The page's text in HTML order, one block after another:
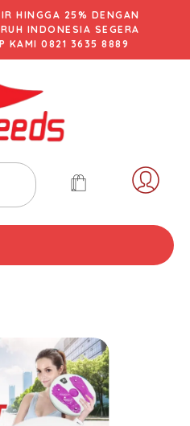
HINGGA 25% DENGAN
INDONESIA SEGERA
KAMI 0821 3635 8889